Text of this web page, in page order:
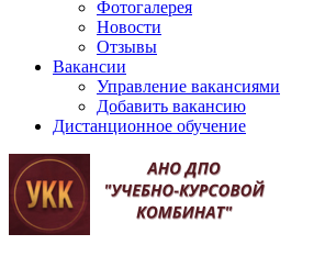
Фотогалерея
Новости
Отзывы
Вакансии
Управление вакансиями
Добавить вакансию
Дистанционное обучение